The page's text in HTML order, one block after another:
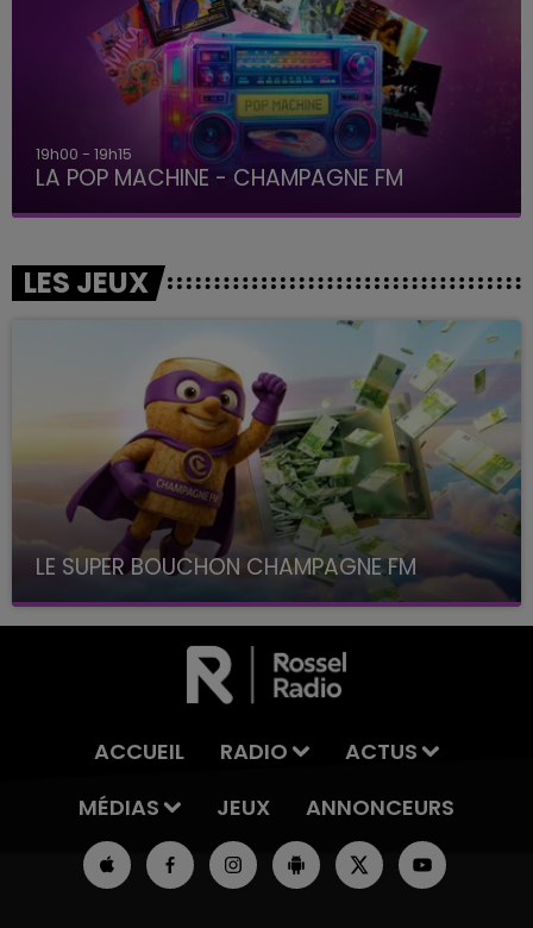
19h00 - 19h15
LA POP MACHINE - CHAMPAGNE FM
LES JEUX
LE SUPER BOUCHON CHAMPAGNE FM
avec La Famille Champagne FM, à 8H10
ACCUEIL RADIO
ACTUS
MÉDIAS
JEUX ANNONCEURS